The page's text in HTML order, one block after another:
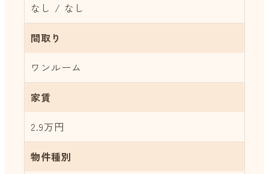
なし / なし
間取り
ワンルーム
家賃
2.9万円
物件種別